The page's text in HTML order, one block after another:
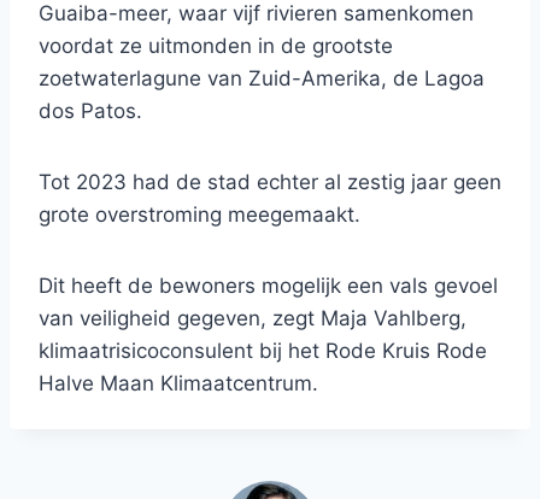
Guaiba-meer, waar vijf rivieren samenkomen
voordat ze uitmonden in de grootste
zoetwaterlagune van Zuid-Amerika, de Lagoa
dos Patos.
Tot 2023 had de stad echter al zestig jaar geen
grote overstroming meegemaakt.
Dit heeft de bewoners mogelijk een vals gevoel
van veiligheid gegeven, zegt Maja Vahlberg,
klimaatrisicoconsulent bij het Rode Kruis Rode
Halve Maan Klimaatcentrum.